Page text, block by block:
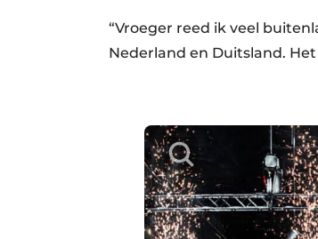
“Vroeger reed ik veel
Nederland en Duitsland.